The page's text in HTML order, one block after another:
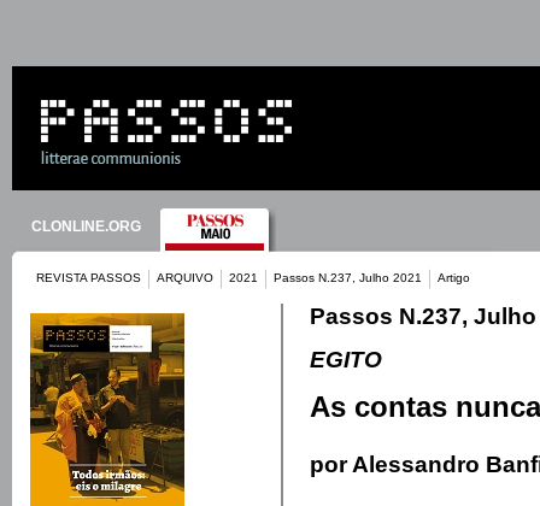
CLONLINE.ORG
REVISTA PASSOS ARQUIVO 2021 Passos N.237, Julho 2021 Artigo
Passos N.237, Julho
EGITO
As contas
por Alessandro